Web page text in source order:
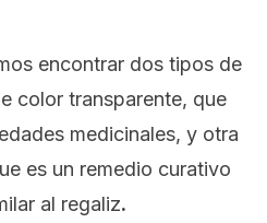
encontrar dos tipos de
color transparente, que
medicinales, y otra
es un remedio curativo
al regaliz.